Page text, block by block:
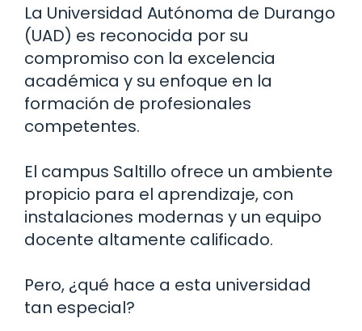
La Universidad Autónoma de Durango
(UAD) es reconocida por su
compromiso con la excelencia
académica y su enfoque en la
formación de profesionales
competentes.
El campus Saltillo ofrece un ambiente
propicio para el aprendizaje, con
instalaciones modernas y un equipo
docente altamente calificado.
Pero, ¿qué hace a esta universidad
tan especial?